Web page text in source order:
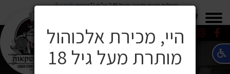
משלוח חינם בקניה מעל 249 ש"ח (*בכפוף לתקנון)
⚠️ הודעה חשובה ללקוחותינו
היי, מכירת אלכוהול
מותרת מעל גיל 18